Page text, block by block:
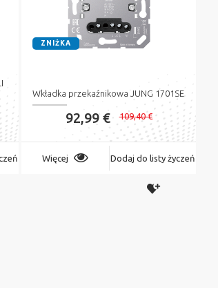
ZNIŻKA
Wkładka przekaźnikowa JUNG 1701SE
92,99 € 109,40 €
Więcej Dodaj do listy życzeń